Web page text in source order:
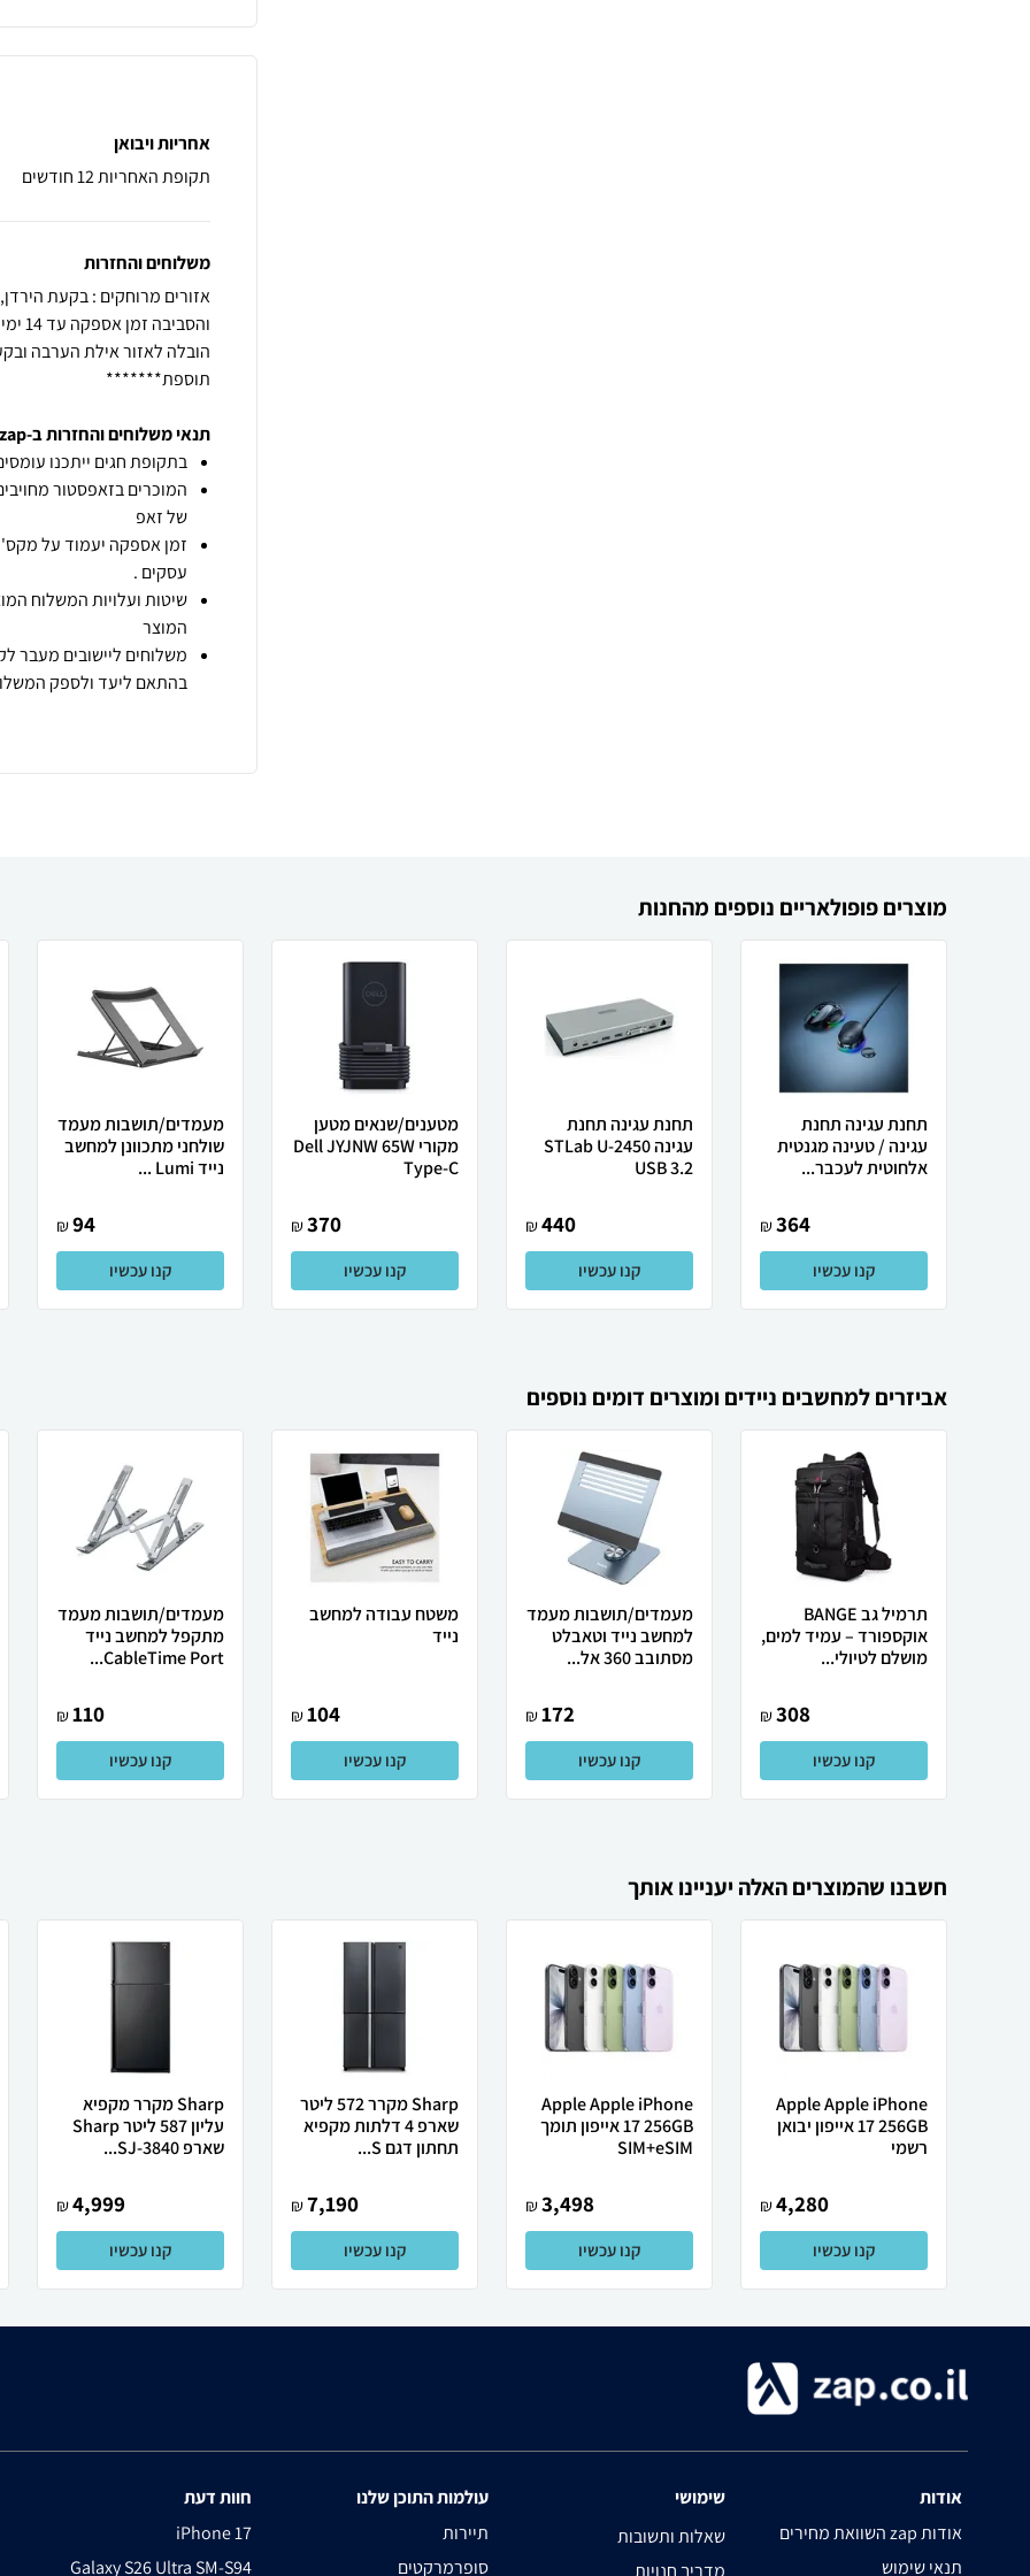
אחריות ויבואן
תקופת האחריות 12 חודשים
משלוחים והחזרות
תוספת*******
תנאי משלוחים והחזרות ב-zap
בתקופת חגים ייתכנו
המוכרים בזאפסטור
של זאפ
זמן אספקה יעמוד על מקס' 7 ימי עסקים מיום
עסקים .
שיטות ועלויות המשלוח
המוצר
משלוחים ליישובים מעבר
בהתאם ליעד ולספק
מוצרים פופולאריים נוספים מהחנות
תחנת עגינה תחנת
עגינה / טעינה מגנטית
אלחוטית לעכבר...
364
₪
קנו עכשיו
תחנת עגינה תחנת
עגינה STLab U-2450
USB 3.2
440
₪
קנו עכשיו
מטענים/שנאים מטען
מקורי Dell JYJNW 65W
Type-C
370
₪
קנו עכשיו
מעמדים/תושבות מעמד
שולחני מתכוונן למחשב
נייד Lumi ...
94
₪
קנו עכשיו
אביזרים למחשבים ניידים ומוצרים דומים נוספים
תרמיל גב BANGE
אוקספורד – עמיד למים,
מושלם לטיולי...
308
₪
קנו עכשיו
מעמדים/תושבות מעמד
למחשב נייד וטאבלט
מסתובב 360 אל...
172
₪
קנו עכשיו
משטח עבודה למחשב
נייד
104
₪
קנו עכשיו
מעמדים/תושבות מעמד
מתקפל למחשב נייד
CableTime Port...
110
₪
קנו עכשיו
חשבנו שהמוצרים האלה יעניינו אותך
Apple Apple iPhone
17 256GB אייפון יבואן
רשמי
4,280
₪
קנו עכשיו
Apple Apple iPhone
17 256GB אייפון תומך
SIM+eSIM
3,498
₪
קנו עכשיו
Sharp מקרר 572 ליטר
שארפ 4 דלתות מקפיא
תחתון דגם S...
7,190
₪
קנו עכשיו
Sharp מקרר מקפיא
עליון 587 ליטר Sharp
שארפ SJ-3840...
4,999
₪
קנו עכשיו
אודות
השוואת מחירים zap אודות
תנאי שימוש
שימושי
שאלות ותשובות
מדריך חנויות
עולמות התוכן שלנו
תיירות
סופרמרקטים
חוות דעת
iPhone 17
Galaxy S26 Ultra SM-S94